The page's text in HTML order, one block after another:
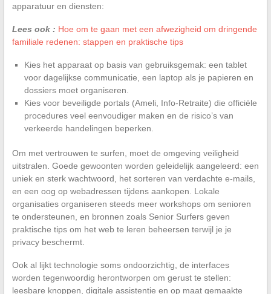
apparatuur en diensten:
Lees ook : Hoe om te gaan met een afwezigheid om dringende
familiale redenen: stappen en praktische tips
Kies het apparaat op basis van gebruiksgemak: een tablet
voor dagelijkse communicatie, een laptop als je papieren en
dossiers moet organiseren.
Kies voor beveiligde portals (Ameli, Info-Retraite) die officiële
procedures veel eenvoudiger maken en de risico’s van
verkeerde handelingen beperken.
Om met vertrouwen te surfen, moet de omgeving veiligheid
uitstralen. Goede gewoonten worden geleidelijk aangeleerd: een
uniek en sterk wachtwoord, het sorteren van verdachte e-mails,
en een oog op webadressen tijdens aankopen. Lokale
organisaties organiseren steeds meer workshops om senioren
te ondersteunen, en bronnen zoals Senior Surfers geven
praktische tips om het web te leren beheersen terwijl je je
privacy beschermt.
Ook al lijkt technologie soms ondoorzichtig, de interfaces
worden tegenwoordig herontworpen om gerust te stellen:
leesbare knoppen, digitale assistentie en op maat gemaakte